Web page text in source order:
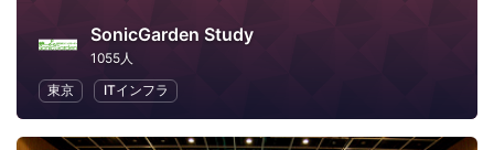
SonicGarden Study
1055人
東京
ITインフラ